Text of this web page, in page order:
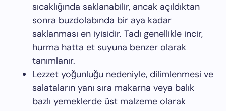
sıcaklığında saklanabilir, ancak açıldıktan
sonra buzdolabında bir aya kadar
saklanması en iyisidir. Tadı genellikle incir,
hurma hatta et suyuna benzer olarak
tanımlanır.
Lezzet yoğunluğu nedeniyle, dilimlenmesi ve
salataların yanı sıra makarna veya balık
bazlı yemeklerde üst malzeme olarak